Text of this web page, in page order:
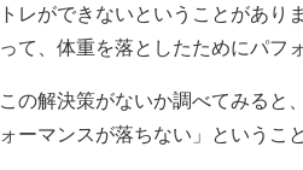
トレができないということがあり
って、体重を落としたためにパフ
この解決策がないか調べてみると
ォーマンスが落ちない」というこ